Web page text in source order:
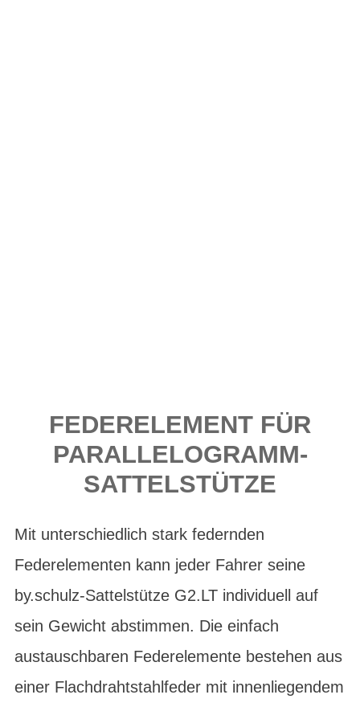
FEDERELEMENT FÜR
PARALLELOGRAMM-
SATTELSTÜTZE
Mit unterschiedlich stark federnden
Federelementen kann jeder Fahrer seine
by.schulz-Sattelstütze G2.LT individuell auf
sein Gewicht abstimmen. Die einfach
austauschbaren Federelemente bestehen aus
einer Flachdrahtstahlfeder mit innenliegendem